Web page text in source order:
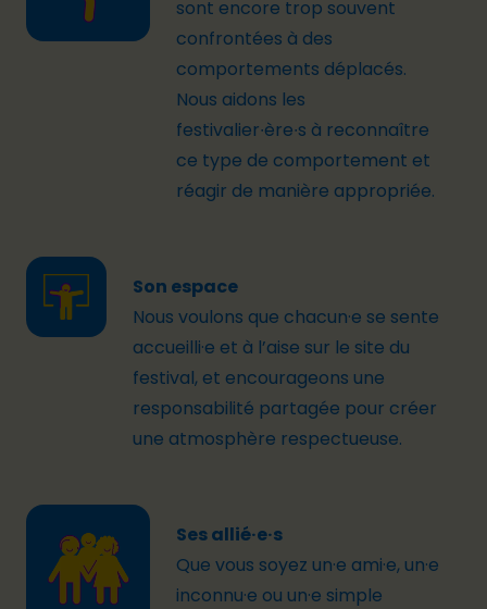
sont encore trop souvent
confrontées à des
comportements déplacés.
Nous aidons les
festivalier∙ère∙s à reconnaître
ce type de comportement et
réagir de manière appropriée.
Son espace
Nous voulons que chacun·e se sente
accueilli·e et à l’aise sur le site du
festival, et encourageons une
responsabilité partagée pour créer
une atmosphère respectueuse.
Ses allié·e·s
Que vous soyez un·e ami·e, un·e
inconnu·e ou un·e simple